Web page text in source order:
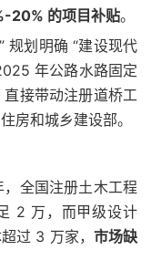
20% 的项目补贴。
规划明确 “建设现代
年公路水路固定
接带动注册道桥工
房和城乡建设部。
全国注册土木工程
2 万，而甲级设计
过 3 万家， 市场缺